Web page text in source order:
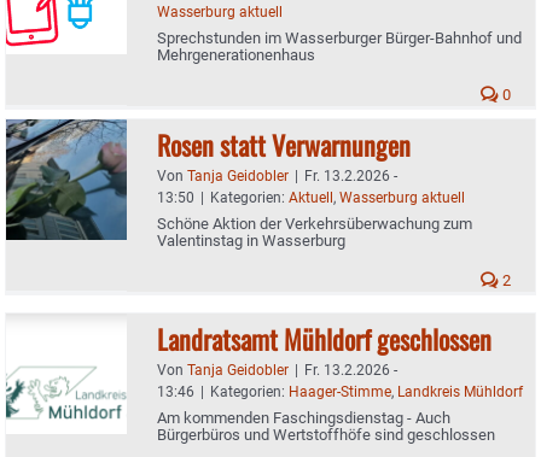
Wasserburg aktuell
Sprechstunden im Wasserburger Bürger-Bahnhof und
Mehrgenerationenhaus
0
Rosen statt Verwarnungen
Von Tanja Geidobler | Fr. 13.2.2026 -
13:50 | Kategorien: Aktuell, Wasserburg aktuell
Schöne Aktion der Verkehrsüberwachung zum
Valentinstag in Wasserburg
2
Landratsamt Mühldorf geschlossen
Von Tanja Geidobler | Fr. 13.2.2026 -
13:46 | Kategorien: Haager-Stimme, Landkreis Mühldorf
Am kommenden Faschingsdienstag - Auch
Bürgerbüros und Wertstoffhöfe sind geschlossen